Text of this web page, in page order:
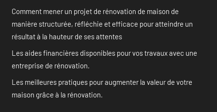
Comment mener un projet de rénovation de maison de
manière structurée, réfléchie et efficace pour atteindre un
résultat à la hauteur de ses attentes
Les aides financières disponibles pour vos travaux avec une
entreprise de rénovation.
Les meilleures pratiques pour augmenter la valeur de votre
maison grâce à la rénovation.